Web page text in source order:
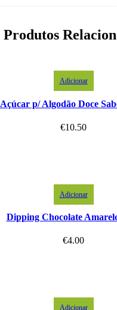
Produtos
Adicionar
Açúcar p/ Algodão Doce
€10.50
Adicionar
Dipping Chocolate
€4.00
Adicionar